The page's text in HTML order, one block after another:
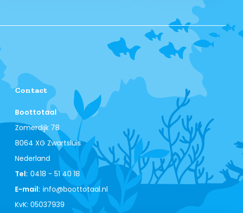
Contact
Boottotaal
Zomerdijk 78
8064 XG Zwartsluis
Nederland
Tel: 0418 - 51 40 18
E-mail: info@boottotaal.nl
KvK: 05037939